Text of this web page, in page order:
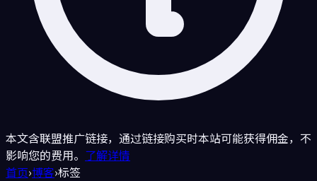
本文含联盟推广链接，通过链接购买时本站可能获得佣金，不
影响您的费用。 了解详情
首页›博客›标签